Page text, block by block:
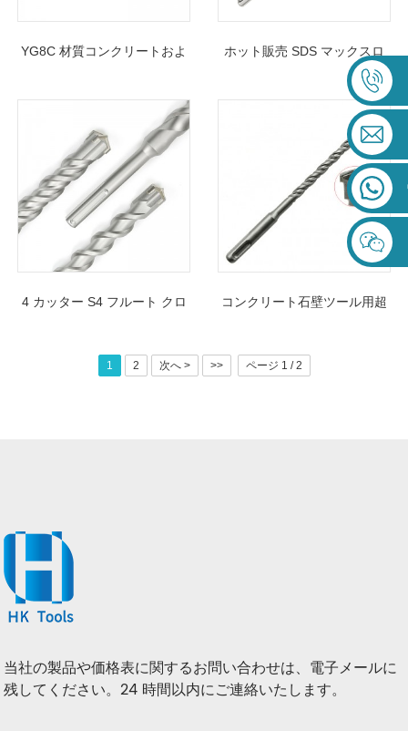
YG8C 材質コンクリートおよ ホット販売 SDS マックスロ
ータリーハンマードリルビッ
ト 2 カッターシングルフルー
ト超硬先端コンクリート石レ
ンガ用
4 カッター S4 フルート クロ
マックス ハンマー ドリル ビ
コンクリート石壁ツール用超
プラスハンマードリルビット
1 2 次へ > >> ページ 1 / 2
当社の製品や価格表に関するお問い合わせは、電子メールに
残してください。24 時間以内にご連絡いたします。